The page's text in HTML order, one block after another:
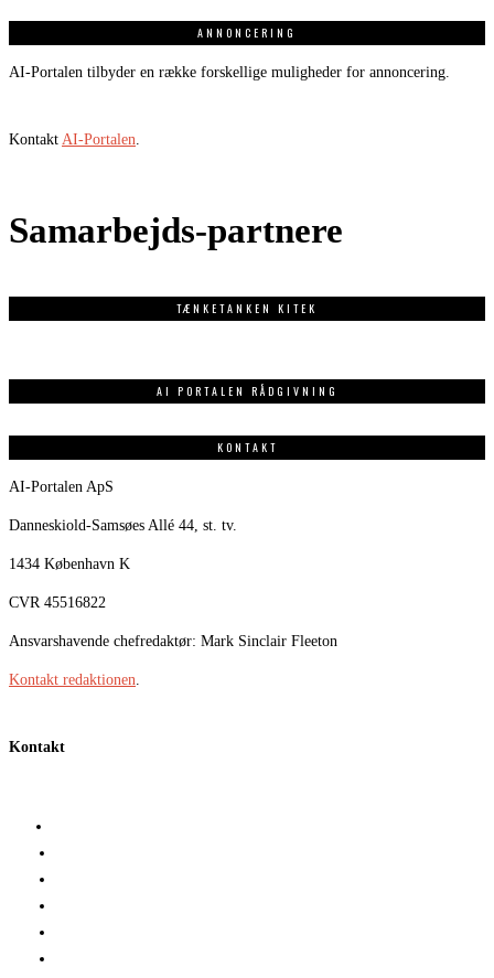
ANNONCERING
AI-Portalen tilbyder en række forskellige muligheder for annoncering.
Kontakt AI-Portalen
Samarbejds-partnere
TÆNKETANKEN KITEK
AI PORTALEN RÅDGIVNING
KONTAKT
AI-Portalen ApS
Danneskiold-Samsøes Allé 44, st. tv.
1434 København K
CVR 45516822
Ansvarshavende chefredaktør: Mark Sinclair Fleeton
Kontakt redaktionen
Kontakt